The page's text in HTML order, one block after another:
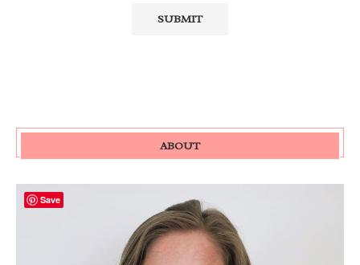
ABOUT
Save